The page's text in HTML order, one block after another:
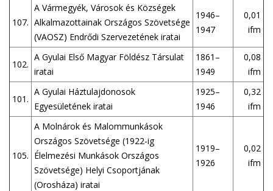
107.
A Vármegyék, Városok és Községek
Alkalmazottainak Országos Szövetsége
(VAOSZ) Endrődi Szervezetének iratai
1946–
1947
0,01
ifm
102.
A Gyulai Első Magyar Földész Társulat
iratai
1861–
1949
0,08
ifm
101.
A Gyulai Háztulajdonosok
Egyesületének iratai
1925–
1946
0,32
ifm
105.
A Molnárok és Malommunkások
Országos Szövetsége (1922-ig
Élelmezési Munkások Országos
Szövetsége) Helyi Csoportjának
(Orosháza) iratai
1919–
1926
0,02
ifm